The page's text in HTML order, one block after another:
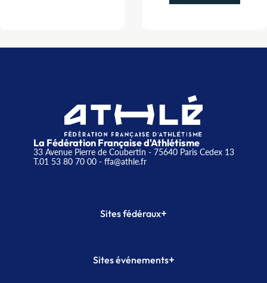
La Fédération Française d'Athlétisme
33 Avenue Pierre de Coubertin - 75640 Paris Cedex 13
T.01 53 80 70 00- ffa@athle.fr
Sites fédéraux+
Plateforme Formation
Sites événements+